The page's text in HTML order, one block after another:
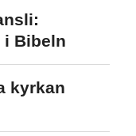
i Bibeln
kyrkan